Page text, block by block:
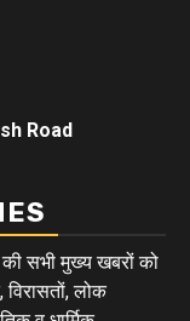
Road
सभी मुख्य खबरों को
लोक